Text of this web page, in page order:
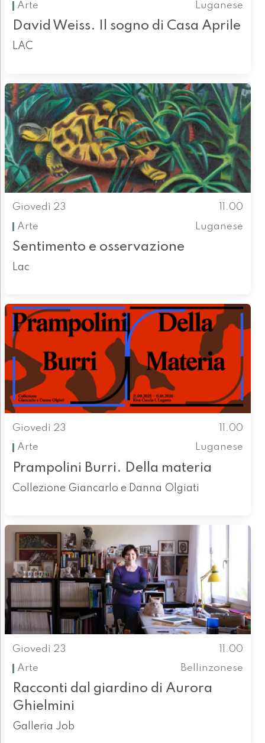
Arte
Luganese
David Weiss. Il sogno di Casa Aprile
LAC
Giovedì 23
11.00
Arte
Luganese
Sentimento e osservazione
Lac
Giovedì 23
11.00
Arte
Luganese
Prampolini Burri. Della materia
Collezione Giancarlo e Danna Olgiati
Giovedì 23
11.00
Arte
Bellinzonese
Racconti dal giardino di Aurora
Ghielmini
Galleria Job